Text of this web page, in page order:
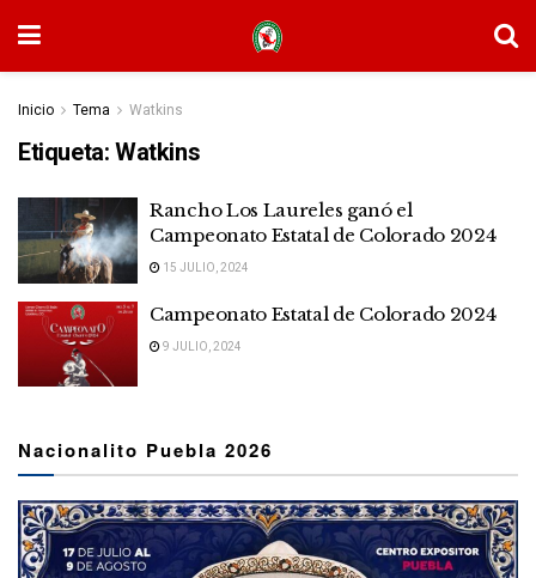
Inicio Tema Watkins
Etiqueta: Watkins
Rancho Los Laureles ganó el
Campeonato Estatal de Colorado 2024
15 JULIO, 2024
Campeonato Estatal de Colorado 2024
9 JULIO, 2024
Nacionalito Puebla 2026